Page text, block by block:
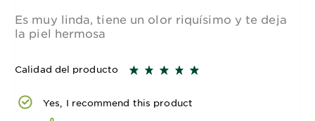
Es muy linda, tiene un olor riquísimo y te deja
la piel hermosa
Calidad del producto
Yes, I recommend this product